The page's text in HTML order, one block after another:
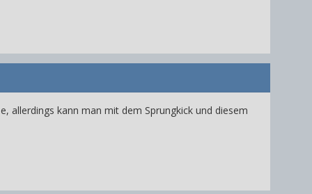
allerdings kann man mit dem Sprungkick und diesem